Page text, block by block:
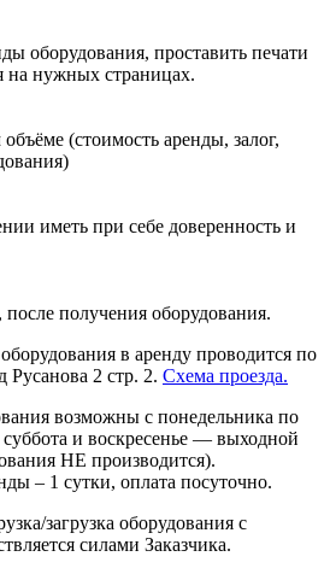
оборудования, проставить печати
на нужных страницах.
(стоимость аренды, залог,
иметь при себе доверенность и
получения оборудования.
в аренду проводится по
Русанова 2 стр. 2. Схема проезда.
возможны с понедельника по
и воскресенье — выходной
НЕ производится).
– 1 сутки, оплата посуточно.
загрузка оборудования с
силами Заказчика.